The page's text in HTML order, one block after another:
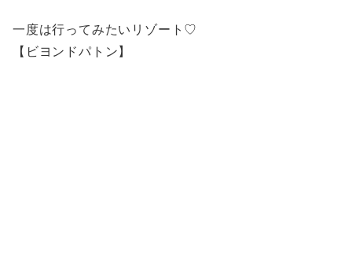
一度は行ってみたいリゾート♡
【ビヨンドパトン】